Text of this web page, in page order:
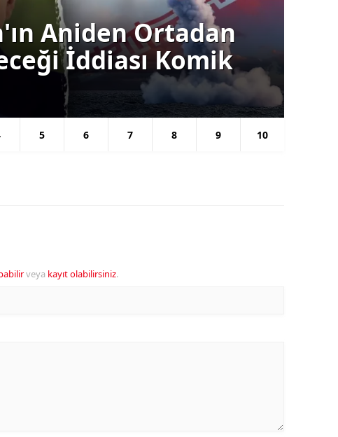
Aniden Ortadan
İddiası Komik
5 6 7 8 9 10
veya kayıt olabilirsiniz.